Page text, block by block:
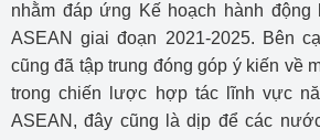
nhằm đáp ứng Kế hoạch hành
ASEAN giai đoạn 2021-2025. Bên
cũng đã tập trung đóng góp ý kiến về
trong chiến lược hợp tác lĩnh vực
ASEAN, đây cũng là dịp để các